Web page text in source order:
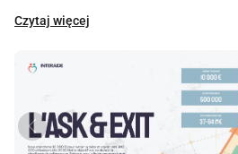
Jednocześnie spotkałem wielu
konkretnego sposobu na bycie
To z tej podwójnej rzeczywistości
Postanowiłem stworzyć
seniorom łatwe proszenie o pomoc
Czytaj więcej